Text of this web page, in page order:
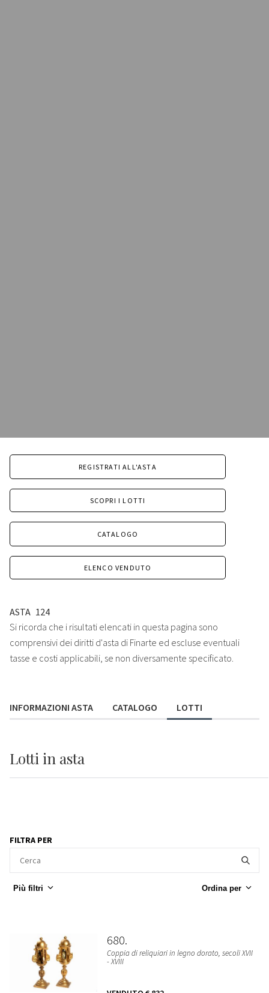
REGISTRATI ALL'ASTA
SCOPRI I LOTTI
CATALOGO
ELENCO VENDUTO
ASTA 124
Si ricorda che i risultati elencati in questa pagina sono
comprensivi dei diritti d'asta di Finarte ed escluse eventuali
tasse e costi applicabili, se non diversamente specificato.
INFORMAZIONI ASTA CATALOGO LOTTI
Lotti in asta
FILTRA PER
Più filtri Ordina per
680
Coppia di reliquiari in legno dorato, secoli XVII
- XVIII